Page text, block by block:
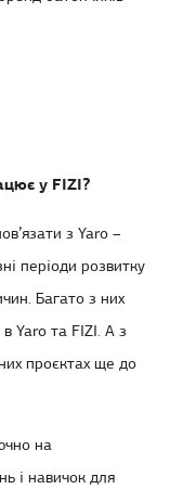
у FIZI?
з Yaro –
періоди розвитку
Багато з них
Yaro та FIZI. А з
проєктах ще до
на
і навичок для